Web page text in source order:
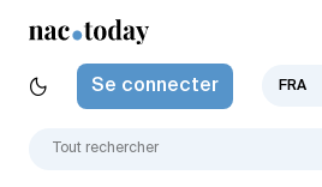
Se connecter FRA